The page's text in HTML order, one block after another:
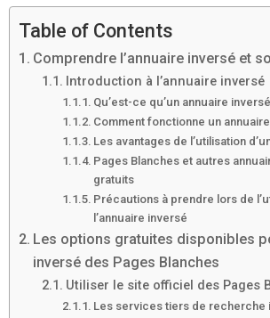
Table of Contents
Comprendre l’annuaire inversé et
Introduction à l’annuaire inversé
Qu’est-ce qu’un annuaire
Comment fonctionne un
Les avantages de l’utilisation
Pages Blanches et autres
gratuits
Précautions à prendre lors de
l’annuaire inversé
Les options gratuites disponibles
inversé des Pages Blanches
Utiliser le site officiel des Pages
Les services tiers de recherche